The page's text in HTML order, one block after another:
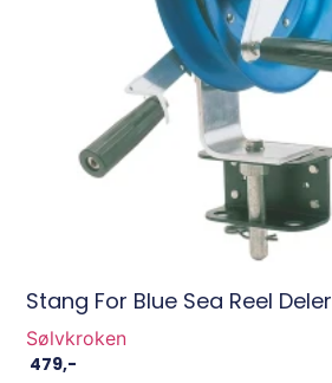
Stang For Blue Sea Reel Deler
Sølvkroken
479,-